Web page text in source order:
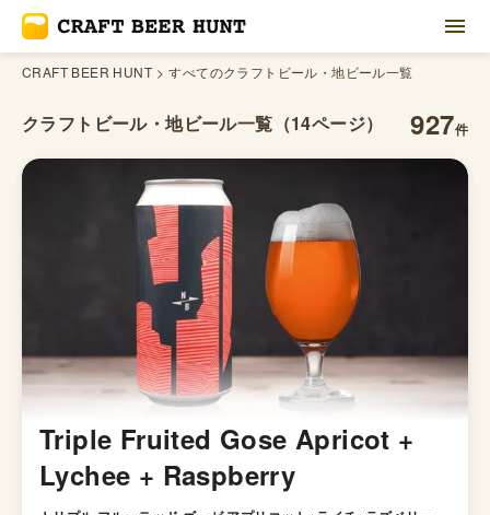
CRAFT BEER HUNT すべてのクラフトビール・地ビール一覧
クラフトビール・地ビール一覧 （14ページ） 927件
Triple Fruited Gose Apricot +
Lychee + Raspberry